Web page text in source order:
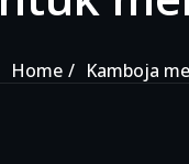
Home Kamboja